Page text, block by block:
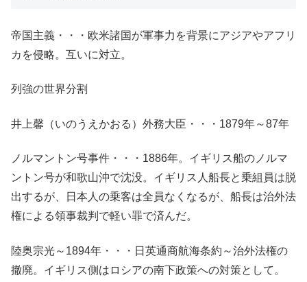
帝国主義・・・欧米諸国が軍事力を背景にアジアやアフリ
カを侵略。互いに対立。
列強の世界分割
井上馨（いのうえかおる）外務大臣・・・1879年～87年
ノルマントン号事件・・・1886年。イギリス船のノルマ
ントン号が和歌山沖で沈没。イギリス人船長と乗組員は脱
出するが、日本人の乗客は全員なくなるが、船長は治外法
権による領事裁判で軽い罪で済んだ。
陸奥宗光～1894年・・・日英通商航海条約～治外法権の
撤廃。イギリス側はロシアの南下政策への対策として。